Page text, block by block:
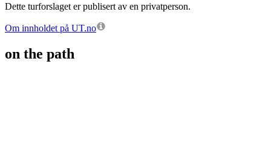
Dette turforslaget er publisert av en privatperson.
Om innholdet på UT.no
on the path